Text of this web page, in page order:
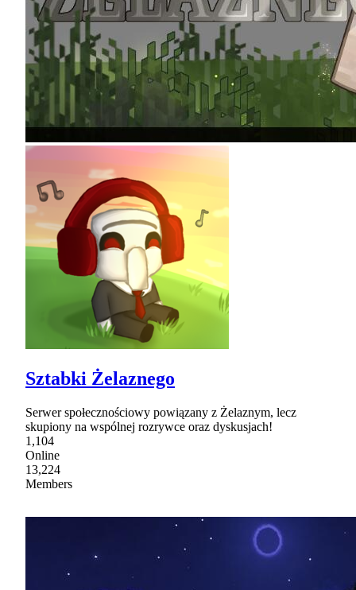
Sztabki Żelaznego
Serwer społecznościowy powiązany z Żelaznym, lecz
skupiony na wspólnej rozrywce oraz dyskusjach!
1,104
Online
13,224
Members